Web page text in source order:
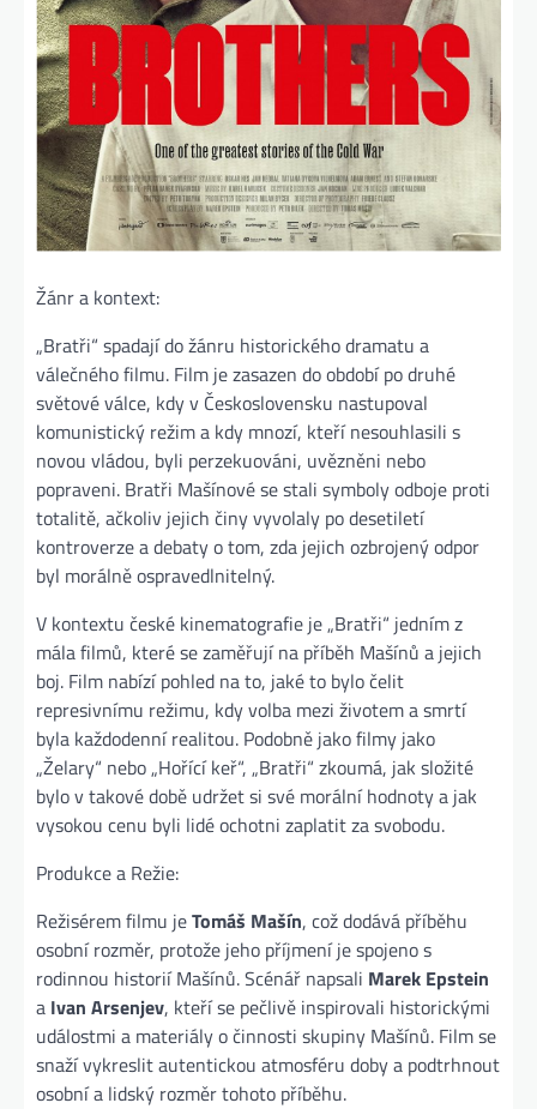
Žánr a kontext:
„Bratři“ spadají do žánru historického dramatu a
válečného filmu. Film je zasazen do období po druhé
světové válce, kdy v Československu nastupoval
komunistický režim a kdy mnozí, kteří nesouhlasili s
novou vládou, byli perzekuováni, uvězněni nebo
popraveni. Bratři Mašínové se stali symboly odboje proti
totalitě, ačkoliv jejich činy vyvolaly po desetiletí
kontroverze a debaty o tom, zda jejich ozbrojený odpor
byl morálně ospravedlnitelný.
V kontextu české kinematografie je „Bratři“ jedním z
mála filmů, které se zaměřují na příběh Mašínů a jejich
boj. Film nabízí pohled na to, jaké to bylo čelit
represivnímu režimu, kdy volba mezi životem a smrtí
byla každodenní realitou. Podobně jako filmy jako
„Želary“ nebo „Hořící keř“, „Bratři“ zkoumá, jak složité
bylo v takové době udržet si své morální hodnoty a jak
vysokou cenu byli lidé ochotni zaplatit za svobodu.
Produkce a Režie:
Režisérem filmu jeTomáš Mašín, což dodává příběhu
osobní rozměr, protože jeho příjmení je spojeno s
rodinnou historií Mašínů. Scénář napsali Marek Epstein
a Ivan Arsenjev, kteří se pečlivě inspirovali historickými
událostmi a materiály o činnosti skupiny Mašínů. Film se
snaží vykreslit autentickou atmosféru doby a podtrhnout
osobní a lidský rozměr tohoto příběhu.